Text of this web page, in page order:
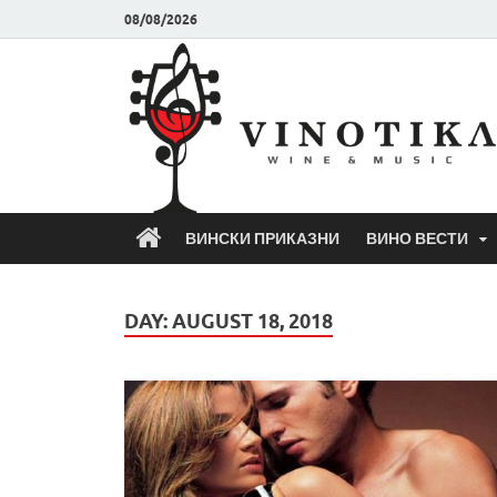
08/08/2026
ВИНСКИ ПРИКАЗНИ ВИНО ВЕСТИ
DAY:AUGUST 18, 2018